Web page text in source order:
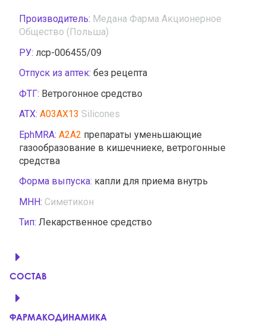
Производитель: Медана Фарма Акционерное
Общество (Польша)
РУ: лср-006455/09
Отпуск из аптек: без рецепта
ФТГ: Ветрогонное средство
АТХ: A03AX13 Silicones
EphMRA: A2A2 препараты уменьшающие
газообразование в кишечниеке, ветрогонные
средства
Форма выпуска: капли для приема внутрь
МНН: Симетикон
Тип: Лекарственное средство
СОСТАВ
ФАРМАКОДИНАМИКА